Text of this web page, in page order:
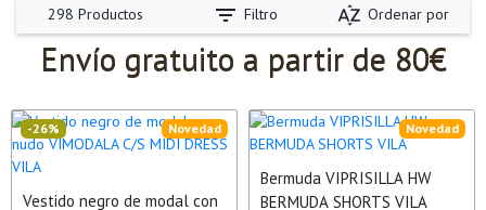
298 Productos filter_list Filtro sort_by_alpha Ordenar por
Envío gratuito a partir de 80€
Vestido negro de modal con
Novedad
-26%
Bermuda VIPRISILLA HW
BERMUDA SHORTS VILA
Novedad